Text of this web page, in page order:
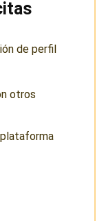
de perfil
otros